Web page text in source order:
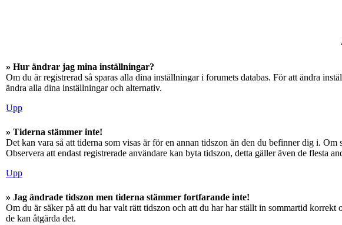
» Hur ändrar jag mina inställningar?
Om du är registrerad så sparas alla dina inställningar i forumets databas. För att ändra
ändra alla dina inställningar och alternativ.
Upp
» Tiderna stämmer inte!
Det kan vara så att tiderna som visas är för en annan tidszon än den du befinner dig i.
Observera att endast registrerade användare kan byta tidszon, detta gäller även de flesta
Upp
» Jag ändrade tidszon men tiderna stämmer fortfarande inte!
Om du är säker på att du har valt rätt tidszon och att du har har ställt in sommartid
de kan åtgärda det.